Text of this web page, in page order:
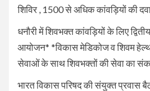
शिविर , 1500 से अधिक कांवड़ियों की
धनौरी में शिवभक्त कांवड़ियों के लिए
आयोजन* *विकास मेडिकोज व शिवम
सेवाओं के साथ शिवभक्तों की सेवा का
भारत विकास परिषद की संयुक्त प्रवास